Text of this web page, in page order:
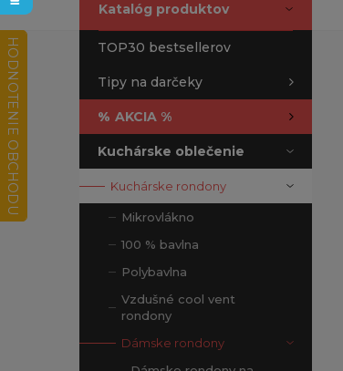
Katalóg produktov
TOP30 bestsellerov
Tipy na darčeky
% AKCIA %
Kuchárske oblečenie
Kuchárske rondony
Mikrovlákno
100 % bavlna
Polybavlna
Vzdušné cool vent
rondony
Dámske rondony
HODNOTENIE OBCHODU